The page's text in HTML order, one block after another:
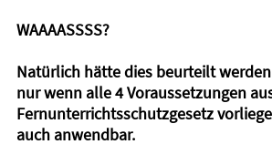
WAAAASSSS?
Natürlich hätte dies beurteilt
nur wenn alle 4 Voraussetzungen
Fernunterrichtsschutzgesetz
auch anwendbar.